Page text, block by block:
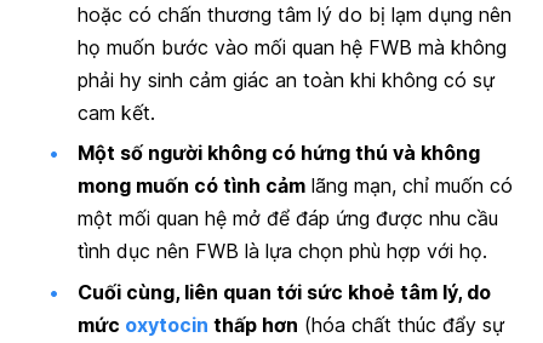
hoặc có chấn thương tâm lý do bị lạm dụng nên
họ muốn bước vào mối quan hệ FWB mà không
phải hy sinh cảm giác an toàn khi không có sự
cam kết.
Một số người không có hứng thú và không
mong muốn có tình cảm lãng mạn, chỉ muốn có
một mối quan hệ mở để đáp ứng được nhu cầu
tình dục nên FWB là lựa chọn phù hợp với họ.
Cuối cùng, liên quan tới sức khoẻ tâm lý, do
mức oxytocin thấp hơn (hóa chất thúc đẩy sự